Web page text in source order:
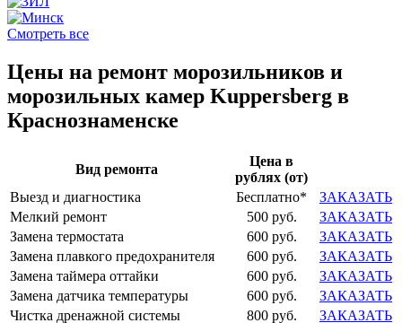
Смотреть все
Цены на ремонт морозильников и
морозильных камер Kuppersberg в
Краснознаменске
Вид ремонта
Цена в
рублях (от)
Выезд и диагностика
Бесплатно*
ЗАКАЗАТЬ
Мелкий ремонт
500 руб.
ЗАКАЗАТЬ
Замена термостата
600 руб.
ЗАКАЗАТЬ
Замена плавкого предохранителя
600 руб.
ЗАКАЗАТЬ
Замена таймера оттайки
600 руб.
ЗАКАЗАТЬ
Замена датчика температуры
600 руб.
ЗАКАЗАТЬ
Чистка дренажной системы
800 руб. ЗАКАЗАТЬ